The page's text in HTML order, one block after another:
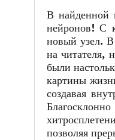
В найденной
нейронов! С
новый узел. В
на читателя,
были
картины
создавая
позволяя